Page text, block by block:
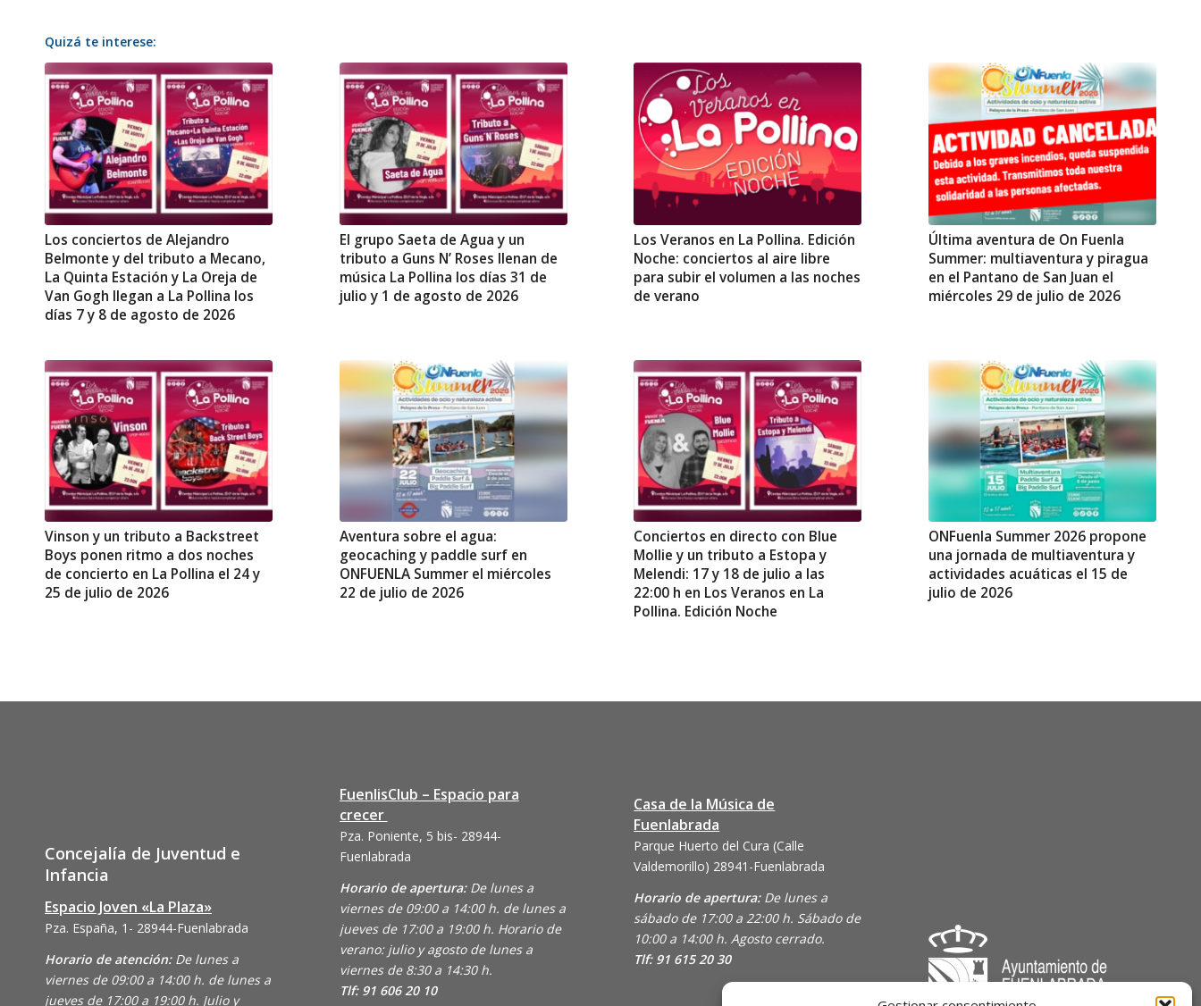
Quizá te interese:
Los conciertos de Alejandro
Belmonte y del tributo a Mecano,
La Quinta Estación y La Oreja de
Van Gogh llegan a La Pollina los
días 7 y 8 de agosto de 2026
El grupo Saeta de Agua y un
tributo a Guns N’ Roses llenan de
música La Pollina los días 31 de
julio y 1 de agosto de 2026
Los Veranos en La Pollina. Edición
Noche: conciertos al aire libre
para subir el volumen a las noches
de verano
Última aventura de On Fuenla
Summer: multiaventura y piragua
en el Pantano de San Juan el
miércoles 29 de julio de 2026
Vinson y un tributo a Backstreet
Boys ponen ritmo a dos noches
de concierto en La Pollina el 24 y
25 de julio de 2026
Aventura sobre el agua:
geocaching y paddle surf en
ONFUENLA Summer el miércoles
22 de julio de 2026
Conciertos en directo con Blue
Mollie y un tributo a Estopa y
Melendi: 17 y 18 de julio a las
22:00 h en Los Veranos en La
Pollina. Edición Noche
ONFuenla Summer 2026 propone
una jornada de multiaventura y
actividades acuáticas el 15 de
julio de 2026
Concejalía de Juventud e
Infancia
Espacio Joven «La Plaza»
Pza. España, 1- 28944-Fuenlabrada
Horario de atención: De lunes a
viernes de 09:00 a 14:00 h. de lunes a
jueves de 17:00 a 19:00 h. Julio y
FuenlisClub – Espacio para
crecer
Pza. Poniente, 5 bis- 28944-
Fuenlabrada
Horario de apertura:De lunes a
viernes de 09:00 a 14:00 h. de lunes a
jueves de 17:00 a 19:00 h. Horario de
verano: julio y agosto de lunes a
viernes de 8:30 a 14:30 h.
Tlf: 91 606 20 10
Casa de la Música de
Fuenlabrada
Parque Huerto del Cura (Calle
Valdemorillo) 28941-Fuenlabrada
Horario de apertura: De lunes a
sábado de 17:00 a 22:00 h. Sábado de
10:00 a 14:00 h. Agosto cerrado.
Tlf: 91 615 20 30